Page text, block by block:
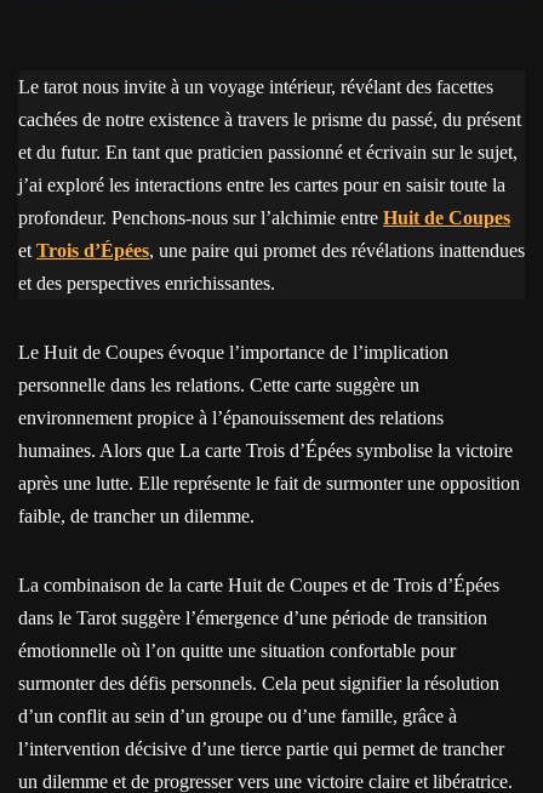
Le tarot nous invite à un voyage intérieur, révélant des facettes
cachées de notre existence à travers le prisme du passé, du présent
et du futur. En tant que praticien passionné et écrivain sur le sujet,
j’ai exploré les interactions entre les cartes pour en saisir toute la
profondeur. Penchons-nous sur l’alchimie entre Huit de Coupes
et Trois d’Épées, une paire qui promet des révélations inattendues
et des perspectives enrichissantes.
Le Huit de Coupes évoque l’importance de l’implication
personnelle dans les relations. Cette carte suggère un
environnement propice à l’épanouissement des relations
humaines. Alors que La carte Trois d’Épées symbolise la victoire
après une lutte. Elle représente le fait de surmonter une opposition
faible, de trancher un dilemme.
La combinaison de la carte Huit de Coupes et de Trois d’Épées
dans le Tarot suggère l’émergence d’une période de transition
émotionnelle où l’on quitte une situation confortable pour
surmonter des défis personnels. Cela peut signifier la résolution
d’un conflit au sein d’un groupe ou d’une famille, grâce à
l’intervention décisive d’une tierce partie qui permet de trancher
un dilemme et de progresser vers une victoire claire et libératrice.